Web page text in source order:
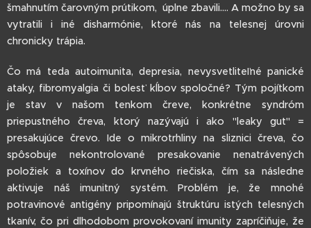
šmahnutím čarovným prútikom, úplne zbavili.... A možno by sa
vytratili i iné disharmónie, ktoré nás na telesnej úrovni
chronicky trápia.
Čo má teda autoimunita, depresia, nevysvetliteľné panické
ataky, fibromyalgia či bolesť kĺbov spoločné? Tým pojítkom
je stav v našom tenkom čreve, konkrétne syndróm
priepustného čreva, ktorý nazývajú i ako "leaky gut" =
presakujúce črevo. Ide o mikrotrhliny na sliznici čreva, čo
spôsobuje nekontrolované presakovanie nenatrávených
položiek a toxínov do krvného riečiska, čím sa následne
aktivuje náš imunitný systém. Problém je, že mnohé
potravinové antigény pripomínajú štruktúru istých telesných
tkanív, čo pri dlhodobom provokovaní imunity zapríčiňuje, že